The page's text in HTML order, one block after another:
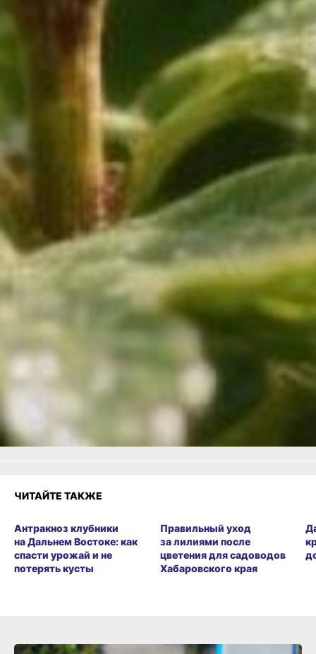
цветок». Но сок растения
чувствительности и обильное
Ядовиты даже привычные нам
лесные красавицы. Тот же
Волчеягодник камчатский) и даже
ландыш. Да, обычный лесной
ландыш. Птицы едят его красные
горошинки, но для людей он
опасен. Съев пару таких горошин,
можно получить острую сердечную
Знание — вот единственное
противоядие. И маленькое
правило: если не уверены на 100%
— не берите в рот, не срывайте,
не ставьте в вазу.
В ТЕМУ:
Инструкция для хабаровских
дачников: учимся распознавать 8
опасных инвазивных растений
Еще больше
ВКонтакте
Как вам материал?
ЧИТАЙТЕ ТАКЖЕ
Антракноз клубники
на Дальнем Востоке: как
спасти урожай и не
потерять кусты
Правильный уход
за лилиями после
цветения для садоводов
Хабаровского края